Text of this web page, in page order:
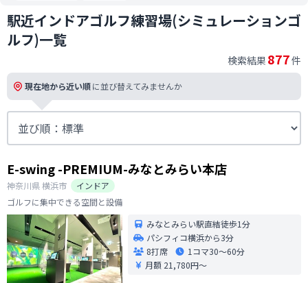
駅近インドアゴルフ練習場(シミュレーションゴ
ルフ)一覧
検索結果 877件
現在地から近い順に並び替えてみませんか
E-swing -PREMIUM-みなとみらい本店
神奈川県横浜市
インドア
ゴルフに集中できる空間と設備
みなとみらい駅直結徒歩1分
パシフィコ横浜から3分
8打席
1コマ30〜60分
月額 21,780円〜